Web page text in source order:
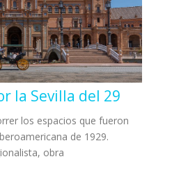
la Sevilla del 29
los espacios que fueron
de 1929.
obra